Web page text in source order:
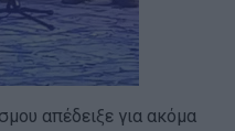
απέδειξε για ακόμα